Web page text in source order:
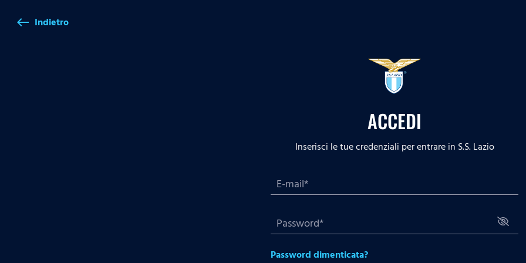
west Indietro
ACCEDI
Inserisci le tue credenziali per entrare in S.S. Lazio
Password dimenticata?